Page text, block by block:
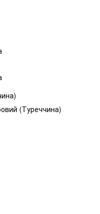
(Туреччина)